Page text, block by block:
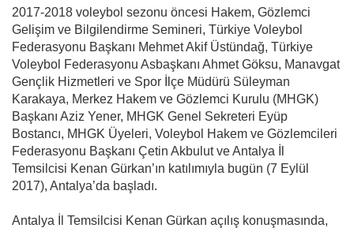
2017-2018 voleybol sezonu öncesi Hakem, Gözlemci
Gelişim ve Bilgilendirme Semineri, Türkiye Voleybol
Federasyonu Başkanı Mehmet Akif Üstündağ, Türkiye
Voleybol Federasyonu Asbaşkanı Ahmet Göksu, Manavgat
Gençlik Hizmetleri ve Spor İlçe Müdürü Süleyman
Karakaya, Merkez Hakem ve Gözlemci Kurulu (MHGK)
Başkanı Aziz Yener, MHGK Genel Sekreteri Eyüp
Bostancı, MHGK Üyeleri, Voleybol Hakem ve Gözlemcileri
Federasyonu Başkanı Çetin Akbulut ve Antalya İl
Temsilcisi Kenan Gürkan’ın katılımıyla bugün (7 Eylül
2017), Antalya’da başladı.
Antalya İl Temsilcisi Kenan Gürkan açılış konuşmasında,